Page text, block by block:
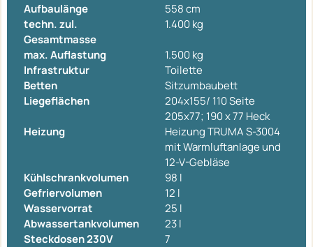
Aufbaulänge
558 cm
techn. zul.
Gesamtmasse
1.400 kg
max. Auflastung
1.500 kg
Infrastruktur
Toilette
Betten
Sitzumbaubett
Liegeflächen
204x155/ 110 Seite
205x77; 190 x 77 Heck
Heizung
Heizung TRUMA S-3004
mit Warmluftanlage und
12-V-Gebläse
Kühlschrankvolumen
98 l
Gefriervolumen
12 l
Wasservorrat
25 l
Abwassertankvolumen
23 l
Steckdosen 230V
7